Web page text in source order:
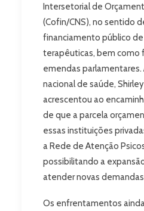
Intersetorial de
(Cofin/CNS), no sentido
financiamento público
terapêuticas, bem como
emendas parlamentares.
nacional de saúde,
acrescentou ao
de que a parcela
essas instituições
a Rede de Atenção
possibilitando a
atender novas
Os enfrentamentos